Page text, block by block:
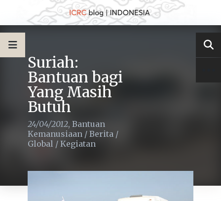
Suriah:
Bantuan bagi
Yang Masih
Butuh
24/04/2012, Bantuan
Kemanusiaan / Berita /
Global / Kegiatan